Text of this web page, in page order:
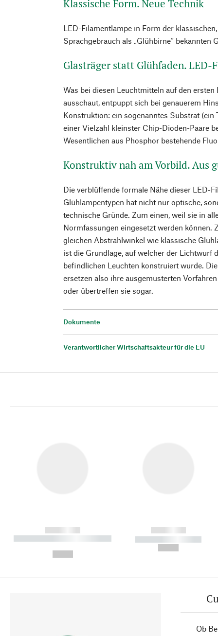
Klassische Form. Neue Technik
LED-Filamentlampe in Form der
Sprachgebrauch als „Glühbirne“ bekannten
Glasträger statt Glühfaden. LED-
Was bei diesen Leuchtmitteln auf den ersten
ausschaut, entpuppt sich bei genauerem
Konstruktion: ein sogenanntes Substrat (ein
einer Vielzahl kleinster Chip-Dioden-Paare
Wesentlichen aus Phosphor bestehende
Konstruktiv nah am Vorbild. Aus
Die verblüffende formale Nähe dieser LED-
Glühlampentypen hat nicht nur optische,
technische Gründe. Zum einen, weil sie in
Normfassungen eingesetzt werden können.
gleichen Abstrahlwinkel wie klassische
ist die Grundlage, auf welcher der Lichtwurf
befindlichen Leuchten konstruiert wurde.
ersetzen also ihre ausgemusterten
oder übertreffen sie sogar.
Dokumente
Verantwortlicher Wirtschaftsakteur für die EU
------------
----------- ----------- ----------
------------
----------- -----------
Ob